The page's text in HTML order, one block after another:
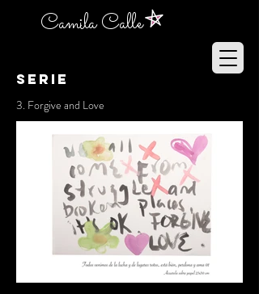
Camila Calle
SERIE
3. Forgive and Love